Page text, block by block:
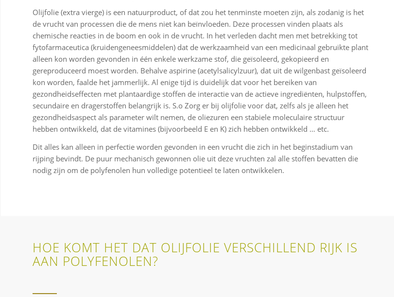
Olijfolie (extra vierge) is een natuurproduct, of dat zou het tenminste moeten zijn, als zodanig is het
de vrucht van processen die de mens niet kan beïnvloeden. Deze processen vinden plaats als
chemische reacties in de boom en ook in de vrucht. In het verleden dacht men met betrekking tot
fytofarmaceutica (kruidengeneesmiddelen) dat de werkzaamheid van een medicinaal gebruikte plant
alleen kon worden gevonden in één enkele werkzame stof, die geïsoleerd, gekopieerd en
gereproduceerd moest worden. Behalve aspirine (acetylsalicylzuur), dat uit de wilgenbast geïsoleerd
kon worden, faalde het jammerlijk. Al enige tijd is duidelijk dat voor het bereiken van
gezondheidseffecten met plantaardige stoffen de interactie van de actieve ingrediënten, hulpstoffen,
secundaire en dragerstoffen belangrijk is. S.o Zorg er bij olijfolie voor dat, zelfs als je alleen het
gezondheidsaspect als parameter wilt nemen, de oliezuren een stabiele moleculaire structuur
hebben ontwikkeld, dat de vitamines (bijvoorbeeld E en K) zich hebben ontwikkeld … etc.
Dit alles kan alleen in perfectie worden gevonden in een vrucht die zich in het beginstadium van
rijping bevindt. De puur mechanisch gewonnen olie uit deze vruchten zal alle stoffen bevatten die
nodig zijn om de polyfenolen hun volledige potentieel te laten ontwikkelen.
HOE KOMT HET DAT OLIJFOLIE VERSCHILLEND RIJK IS
AAN POLYFENOLEN?